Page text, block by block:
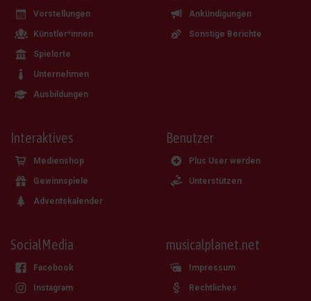
Vorstellungen
Künstler*innen
Spielorte
Unternehmen
Ausbildungen
Ankündigungen
Sonstige Berichte
Interaktives
Medienshop
Gewinnspiele
Adventskalender
Benutzer
Plus User werden
Unterstützen
SocialMedia
Facebook
Instagram
musicalplanet.net
Impressum
Rechtliches